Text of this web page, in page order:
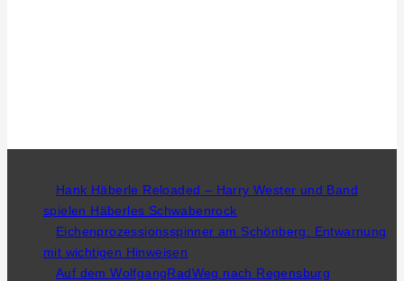
Hank Häberle Reloaded – Harry Wester und Band
spielen Häberles Schwabenrock
Eichenprozessionsspinner am Schönberg: Entwarnung
mit wichtigen Hinweisen
Auf dem WolfgangRadWeg nach Regensburg